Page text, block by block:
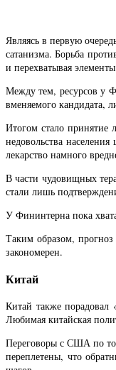
Являясь в первую
сатанизма. Борьба
и перехватывая
Между тем, ресурсов у
вменяемого кандидата,
Итогом стало принятие
недовольства
лекарство намного
В части чудовищных
стали лишь
У Фининтерна пока
Таким образом,
закономерен.
Китай
Китай также порадовал
Любимая китайская
Переговоры с США по
переплетены, что